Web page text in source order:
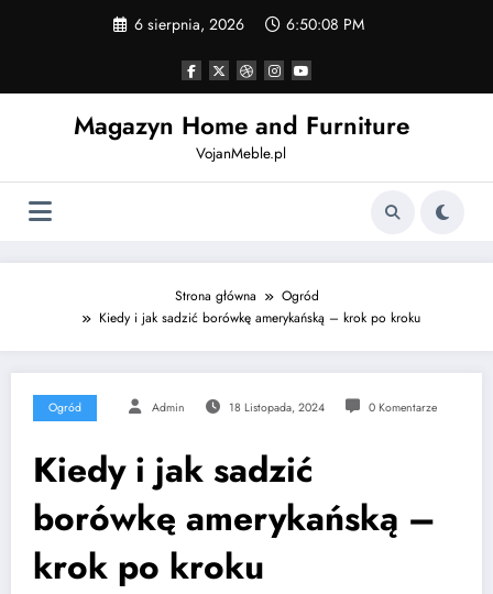
6 sierpnia, 2026 6:50:09 PM
Magazyn Home and Furniture
VojanMeble.pl
Strona główna
Ogród
Kiedy i jak sadzić borówkę amerykańską – krok po kroku
Ogród Admin 18 Listopada, 2024 0 Komentarze
Kiedy i jak sadzić
borówkę amerykańską –
krok po kroku